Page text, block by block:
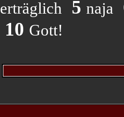
erträglich 5 naja
10 Gott!